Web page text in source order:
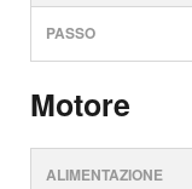
PASSO
Motore
ALIMENTAZIONE